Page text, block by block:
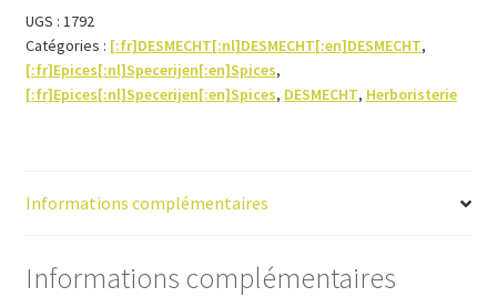
(poudre)
UGS : 1792
Catégories : [:fr]DESMECHT[:nl]DESMECHT[:en]DESMECHT,
[:fr]Epices[:nl]Specerijen[:en]Spices,
[:fr]Epices[:nl]Specerijen[:en]Spices, DESMECHT, Herboristerie
Informations complémentaires
Informations complémentaires